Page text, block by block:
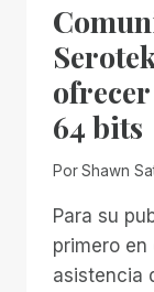
64 bits
PorShawn
Para su
primero
asistencia